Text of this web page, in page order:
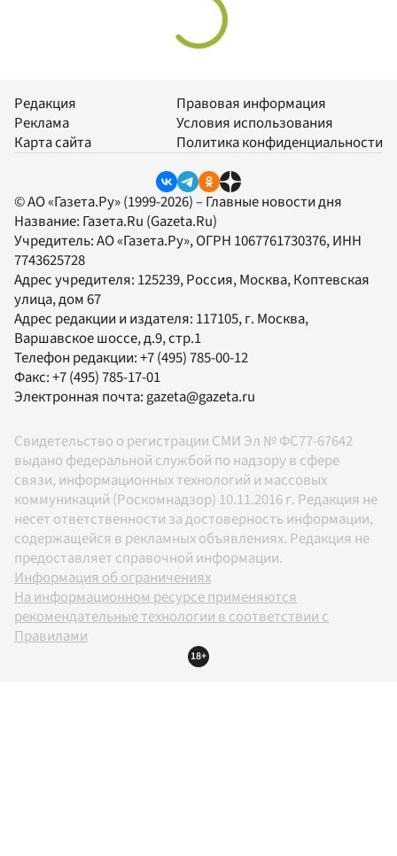
Редакция
Реклама
Карта сайта
Правовая информация
Условия использования
Политика конфиденциальности
© АО «Газета.Ру» (1999-2026) – Главные новости дня
Название: Газета.Ru (Gazeta.Ru)
Учредитель:АО «Газета.Ру», ОГРН 1067761730376, ИНН
7743625728
Адрес учредителя: 125239, Россия, Москва, Коптевская
улица, дом 67
Адрес редакции и издателя: 117105, г. Москва,
Варшавское шоссе, д.9, стр.1
Телефон редакции:+7 (495) 785-00-12
Факс:+7 (495) 785-17-01
Электронная почта: gazeta@gazeta.ru
Свидетельство о регистрации СМИ Эл № ФС77-67642
выдано федеральной службой по надзору в сфере
связи, информационных технологий и массовых
коммуникаций (Роскомнадзор) 10.11.2016 г. Редакция не
несет ответственности за достоверность информации,
содержащейся в рекламных объявлениях. Редакция не
предоставляет справочной информации.
Информация об ограничениях
На информационном ресурсе применяются
рекомендательные технологии в соответствии с
Правилами
18+